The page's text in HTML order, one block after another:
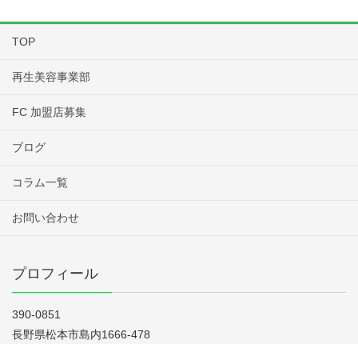
TOP
再生美容事業部
FC 加盟店募集
ブログ
コラム一覧
お問い合わせ
プロフィール
390-0851
長野県松本市島内1666-478